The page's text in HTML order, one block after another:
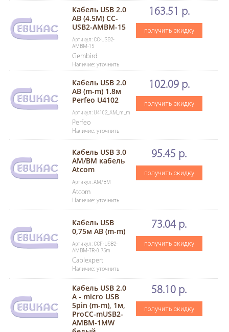
Кабель USB 2.0
AB (4.5М) CC-
USB2-AMBM-15
Артикул: CC-USB2-
AMBM-15
Gembird
Наличие: уточнить
163.51 р.
получить скидку
Кабель USB 2.0
AB (m-m) 1.8м
Perfeo U4102
Артикул: U4102_AM_m_m
Perfeo
Наличие: уточнить
102.09 р.
получить скидку
Кабель USB 3.0
AM/BM кабель
Atcom
Артикул: AM/BM
Atcom
Наличие: уточнить
95.45 р.
получить скидку
Кабель USB
0,75м AB (m-m)
Артикул: CCF-USB2-
AMBM-TR-0.75m
Cablexpert
Наличие: уточнить
73.04 р.
получить скидку
Кабель USB 2.0
A - micro USB
5pin (m-m), 1м,
ProCC-mUSB2-
AMBM-1MW
58.10 р.
получить скидку